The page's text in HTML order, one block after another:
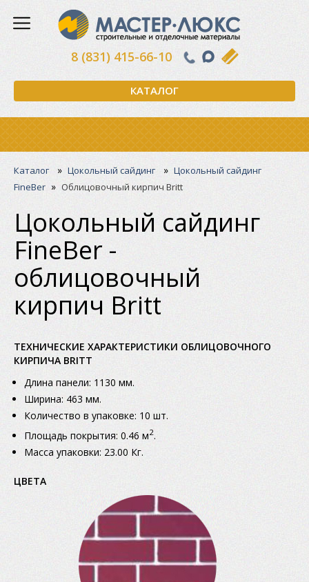
КАТАЛОГ
8 (831) 415-66-10
Каталог» Цокольный сайдинг» Цокольный сайдинг
FineBer » Облицовочный кирпич Britt
Цокольный сайдинг
FineBer -
облицовочный
кирпич Britt
ТЕХНИЧЕСКИЕ ХАРАКТЕРИСТИКИ ОБЛИЦОВОЧНОГО
КИРПИЧА BRITT
Длина панели: 1130 мм.
Ширина: 463 мм.
Количество в упаковке: 10 шт.
Площадь покрытия: 0.46 м2.
Масса упаковки: 23.00 Кг.
ЦВЕТА